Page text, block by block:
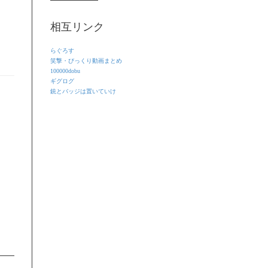
相互リンク
らぐろす
笑撃・びっくり動画まとめ
100000dobu
ギグログ
銃とバッジは置いていけ